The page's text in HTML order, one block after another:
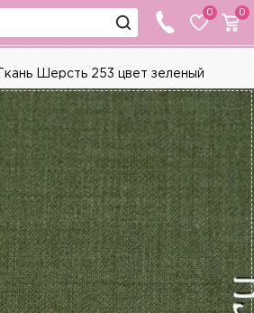
0 0
Ткань Шерсть 253 цвет зеленый